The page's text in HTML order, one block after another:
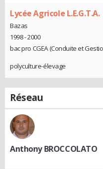
Lycée Agricole L.E.G.T.A.
Bazas
1998 - 2000
bac pro CGEA (Conduite et
polyculture-élevage
Réseau
Anthony BROCCOLATO